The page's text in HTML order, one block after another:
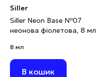
Siller
Siller Neon Base №07
неонова фіолетова, 8 мл
8 мл
В кошик